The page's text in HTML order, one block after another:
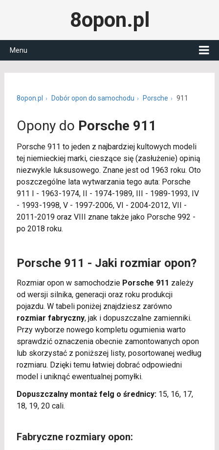
8opon.pl
Menu
8opon.pl Dobór opon do samochodu Porsche 911
Opony do Porsche 911
Porsche 911 to jeden z najbardziej kultowych modeli
tej niemieckiej marki, cieszące się (zasłużenie) opinią
niezwykle luksusowego. Znane jest od 1963 roku. Oto
poszczególne lata wytwarzania tego auta: Porsche
911 I - 1963-1974, II - 1974-1989, III - 1989-1993, IV
- 1993-1998, V - 1997-2006, VI - 2004-2012, VII -
2011-2019 oraz VIII znane także jako Porsche 992 -
po 2018 roku.
Porsche 911 - Jaki rozmiar opon?
Rozmiar opon w samochodzie Porsche 911 zależy
od wersji silnika, generacji oraz roku produkcji
pojazdu. W tabeli poniżej znajdziesz zarówno
rozmiar fabryczny, jak i dopuszczalne zamienniki.
Przy wyborze nowego kompletu ogumienia warto
sprawdzić oznaczenia obecnie zamontowanych opon
lub skorzystać z poniższej listy, posortowanej według
rozmiaru. Dzięki temu łatwiej dobrać odpowiedni
model i uniknąć ewentualnej pomyłki.
Dopuszczalny montaż felg o średnicy:15, 16, 17,
18, 19, 20 cali.
Fabryczne rozmiary opon: